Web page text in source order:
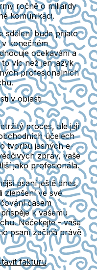
ročně o miliardy
komunikaci.
sdělení bude přijato
konečném
očekávání a
víc než jen jazyk -
profesionálních
v oblasti
proces, ale její
účelech
tvorbu jasných e-
zpráv, vaše
jako profesionála.
psaní ještě dnes,
zlepšení ve své
časem
k vašemu
Nečekejte - vaše
psaní začíná právě
fakturu